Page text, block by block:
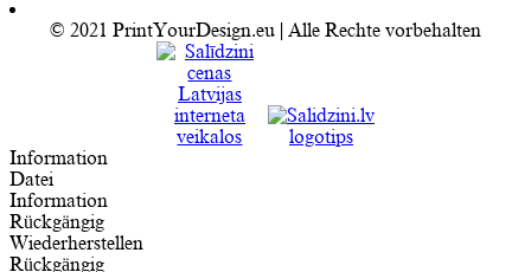
© 2021 PrintYourDesign.eu | Alle Rechte vorbehalten
Information
Datei
Information
Rückgängig
Wiederherstellen
Rückgängig